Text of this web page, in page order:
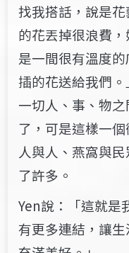
找我搭話，說是
的花丟掉很浪費
是一間很有溫度
插的花送給我們
一切人、事、物
了，可是這樣一
人與人、燕窩與
了許多。
Yen說：「這就是
有更多連結，讓